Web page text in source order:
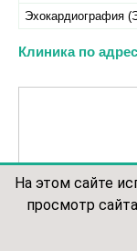
Эхокардиография
Клиника по
На этом сайте
просмотр